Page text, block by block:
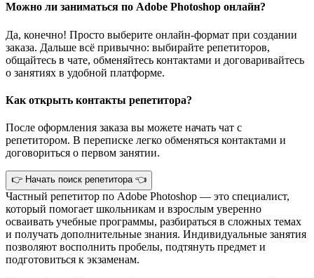
Можно ли заниматься по Adobe Photoshop онлайн?
Да, конечно! Просто выберите онлайн-формат при создании
заказа. Дальше всё привычно: выбирайте репетиторов,
общайтесь в чате, обменяйтесь контактами и договаривайтесь
о занятиях в удобной платформе.
Как открыть контакты репетитора?
После оформления заказа вы можете начать чат с
репетитором. В переписке легко обменяться контактами и
договориться о первом занятии.
👉 Начать поиск репетитора 👈
Частный репетитор по Adobe Photoshop — это специалист,
который помогает школьникам и взрослым уверенно
осваивать учебные программы, разбираться в сложных темах
и получать дополнительные знания. Индивидуальные занятия
позволяют восполнить пробелы, подтянуть предмет и
подготовиться к экзаменам.